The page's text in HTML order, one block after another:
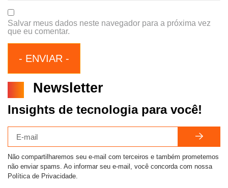
Salvar meus dados neste navegador para a próxima vez
que eu comentar.
Newsletter
Insights de tecnologia para você!
Não compartilharemos seu e-mail com terceiros e também prometemos
não enviar spams. Ao informar seu e-mail, você concorda com nossa
Política de Privacidade.